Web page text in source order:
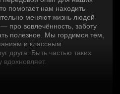
помогает нам находить
меняют жизнь людей
про вовлечённость, заботу
полезное. Мы гордимся тем,
и классным
друга. Быть частью таких